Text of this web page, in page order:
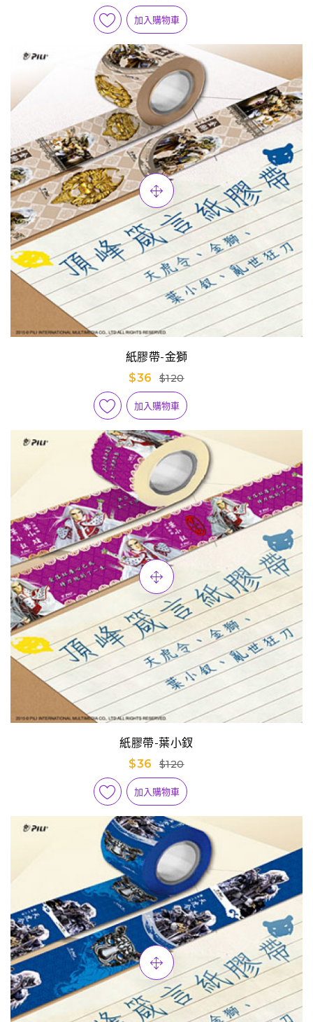
加入購物車
紙膠帶-金獅
$36
$120
加入購物車
紙膠帶-葉小釵
$36
$120
加入購物車